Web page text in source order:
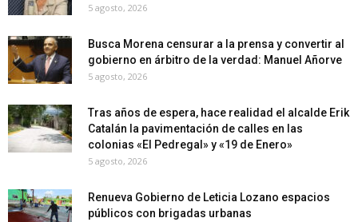
5 agosto, 2026
Busca Morena censurar a la prensa y convertir al
gobierno en árbitro de la verdad: Manuel Añorve
5 agosto, 2026
Tras años de espera, hace realidad el alcalde Erik
Catalán la pavimentación de calles en las
colonias «El Pedregal» y «19 de Enero»
5 agosto, 2026
Renueva Gobierno de Leticia Lozano espacios
públicos con brigadas urbanas